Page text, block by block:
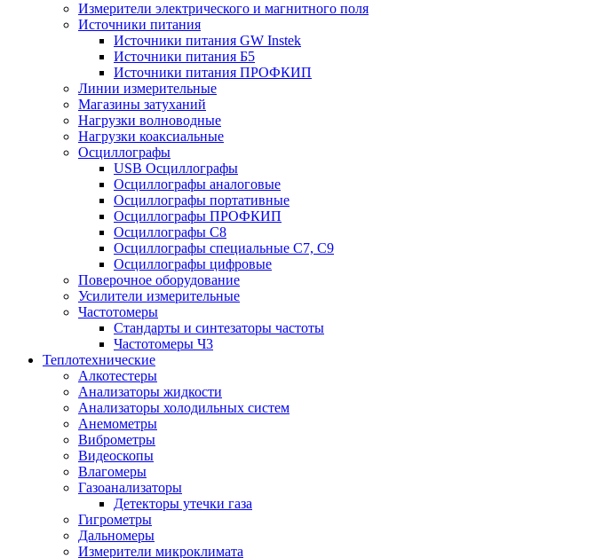
Измерители электрического и магнитного поля
Источники питания
Источники питания GW Instek
Источники питания Б5
Источники питания ПРОФКИП
Линии измерительные
Магазины затуханий
Нагрузки волноводные
Нагрузки коаксиальные
Осциллографы
USB Осциллографы
Осциллографы аналоговые
Осциллографы портативные
Осциллографы ПРОФКИП
Осциллографы С8
Осциллографы специальные С7, С9
Осциллографы цифровые
Поверочное оборудование
Усилители измерительные
Частотомеры
Стандарты и синтезаторы частоты
Частотомеры Ч3
Теплотехнические
Алкотестеры
Анализаторы жидкости
Анализаторы холодильных систем
Анемометры
Виброметры
Видеоскопы
Влагомеры
Газоанализаторы
Детекторы утечки газа
Гигрометры
Дальномеры
Измерители микроклимата